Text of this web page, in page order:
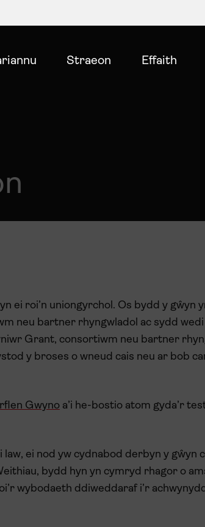
Straeon Effaith
ei roi’n uniongyrchol. Os bydd y gŵyn
neu bartner rhyngwladol ac sydd wedi
Grant, consortiwm neu bartner
y broses o wneud cais neu ar bob
Gwyno a’i he-bostio atom gyda’r
ei nod yw cydnabod derbyn y gŵyn
bydd hyn yn cymryd rhagor o
wybodaeth ddiweddaraf i’r